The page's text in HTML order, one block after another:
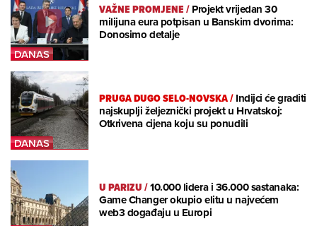
VAŽNE PROMJENE/Projekt vrijedan 30
milijuna eura potpisan u Banskim dvorima:
Donosimo detalje
PRUGA DUGO SELO-NOVSKA/Indijci će graditi
najskuplji željeznički projekt u Hrvatskoj:
Otkrivena cijena koju su ponudili
U PARIZU/10.000 lidera i 36.000 sastanaka:
Game Changer okupio elitu u najvećem
web3 događaju u Europi